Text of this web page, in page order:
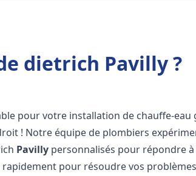
dietrich Pavilly ?
pour votre installation de chauffe-eau
! Notre équipe de plombiers
Pavilly personnalisés pour répondre à
pour résoudre vos